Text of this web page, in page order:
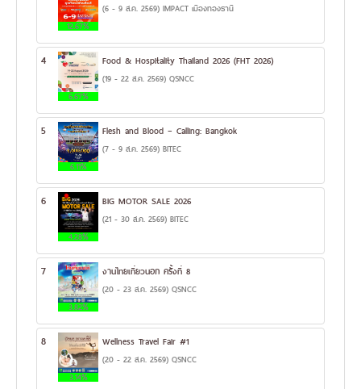
12.67%
(6 - 9 ส.ค. 2569) IMPACT เมืองทองธานี
4
6.67%
Food & Hospitality Thailand 2026 (FHT 2026)
(19 - 22 ส.ค. 2569) QSNCC
5
6.11%
Flesh and Blood – Calling: Bangkok
(7 - 9 ส.ค. 2569) BITEC
6
4.28%
BIG MOTOR SALE 2026
(21 - 30 ส.ค. 2569) BITEC
7
3.82%
งานไทยเที่ยวนอก ครั้งที่ 8
(20 - 23 ส.ค. 2569) QSNCC
8
3.14%
Wellness Travel Fair #1
(20 - 22 ส.ค. 2569) QSNCC